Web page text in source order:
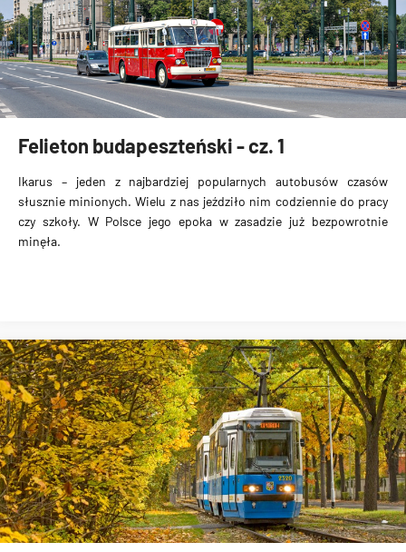
Felieton budapeszteński - cz. 1
Ikarus – jeden z najbardziej popularnych autobusów czasów
słusznie minionych. Wielu z nas jeździło nim codziennie do pracy
czy szkoły. W Polsce jego epoka w zasadzie już bezpowrotnie
minęła.